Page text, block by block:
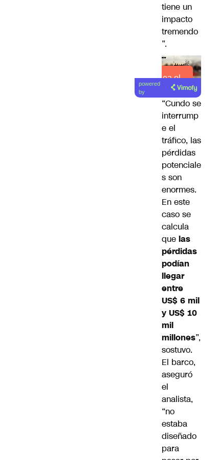
tiene un
impacto
tremendo
”.
Lea el
artículo
powered
by
“Cundo se
interrump
e el
tráfico, las
pérdidas
potenciale
s son
enormes.
En este
caso se
calcula
que las
pérdidas
podían
llegar
entre
US$ 6 mil
y US$ 10
mil
millones”,
sostuvo.
El barco,
aseguró
el
analista,
“no
estaba
diseñado
para